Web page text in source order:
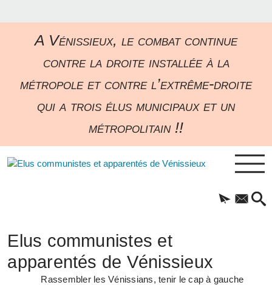
A Vénissieux, le combat continue
contre la droite installée à la
métropole et contre l’extrême-droite
qui a trois élus municipaux et un
métropolitain !!
Elus communistes et
apparentés de Vénissieux
Rassembler les Vénissians, tenir le cap à gauche